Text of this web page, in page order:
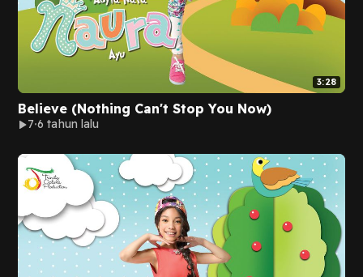
3:28
Believe (Nothing Can't Stop You Now)
7 6 tahun lalu